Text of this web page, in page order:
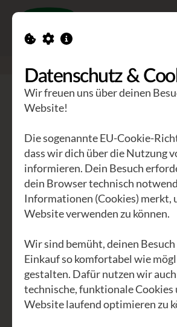
Wildnisclown 1
Der Clown in der
Ein Clown will sein
zum Schmunzeln und
und manchmal auch zum
„unseren inneren Clown
unserem Publikum zeigen
authentisch sind.
Der Clown ist immer ein
Datenschutz &
Wir freuen uns über deinen
Website!
Die sogenannte EU-Cookie-
dass wir dich über die Nutzung
informieren. Dein Besuch
dein Browser technisch
Informationen (Cookies) merkt,
Website verwenden zu können.
Wir sind bemüht, deinen
Einkauf so komfortabel wie
gestalten. Dafür nutzen wir
technische, funktionale Cookies
Website laufend optimieren zu